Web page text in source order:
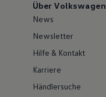
Über Volkswagen
News
Newsletter
Hilfe & Kontakt
Karriere
Händlersuche